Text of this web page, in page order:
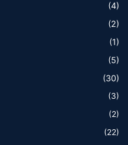
(4)
(2)
(1)
(5)
(30)
(3)
(2)
(22)